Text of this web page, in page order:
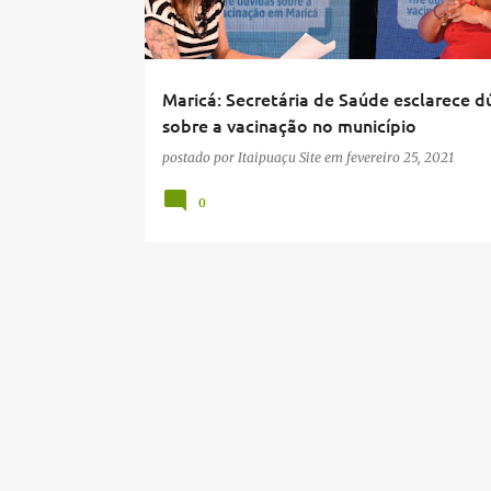
a
Maricá: Secretária de Saúde esclarece
sobre a vacinação no município
postado por Itaipuaçu Site em fevereiro 25, 2021
0